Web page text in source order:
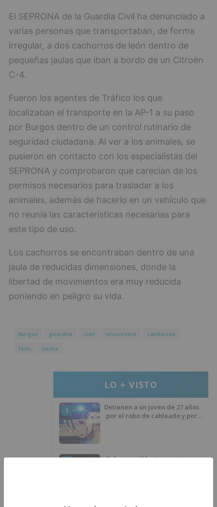
El SEPRONA de la Guardia Civil ha denunciado a
varias personas que transportaban, de forma
irregular, a dos cachorros de león dentro de
pequeñas jaulas que iban a bordo de un Citroën
C-4.
Fueron los agentes de Tráfico los que
localizaban el transporte en la AP-1 a su paso
por Burgos dentro de un control rutinario de
seguridad ciudadana. Al ver a los animales, se
pusieron en contacto con los especialistas del
SEPRONA y comprobaron que carecían de los
permisos necesarios para trasladar a los
animales, además de hacerlo en un vehículo que
no reunía las características necesarias para
este tipo de uso.
Los cachorros se encontraban dentro de una
jaula de reducidas dimensiones, donde la
libertad de movimientos era muy reducida
poniendo en peligro su vida.
Burgos guardia civil encuentra
cachorros
león
coche
LO + VISTO
1
Detienen a un joven de 27 años
por el robo de cableado y por
Calor y posibles tormentas en